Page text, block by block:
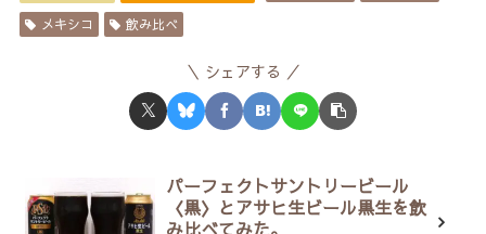
メキシコ
飲み比べ
シェアする
パーフェクトサントリービール
〈黒〉とアサヒ生ビール黒生を飲
み比べてみた。